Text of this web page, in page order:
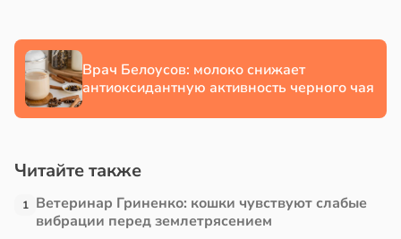
17:21
Врач Белоусов: молоко снижает
антиоксидантную активность черного чая
Читайте также
1 Ветеринар Гриненко: кошки чувствуют слабые
вибрации перед землетрясением